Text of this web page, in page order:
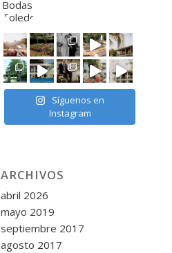
Síguenos en
Instagram
ARCHIVOS
abril 2026
mayo 2019
septiembre 2017
agosto 2017